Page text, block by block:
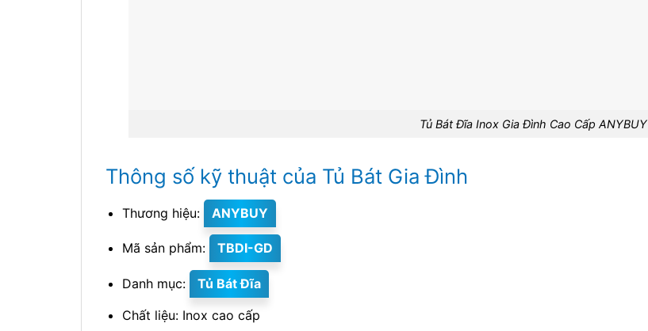
Tủ Bát Đĩa Inox Gia Đình Cao Cấp ANYBUY
Thông số kỹ thuật của Tủ Bát Gia Đình
Thương hiệu: ANYBUY
Mã sản phẩm: TBDI-GD
Danh mục:
Tủ Bát Đĩa
Chất liệu: Inox cao cấp